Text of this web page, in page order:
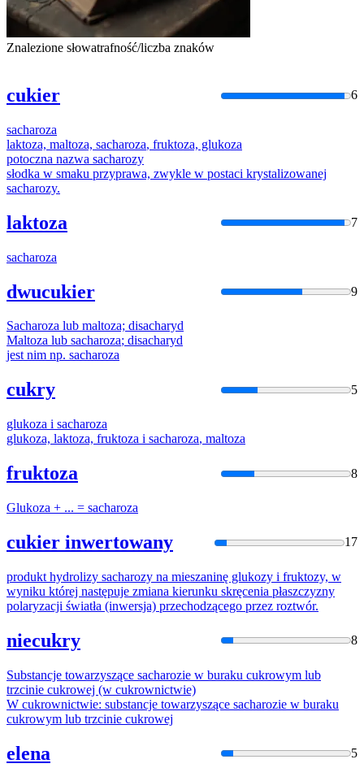
Znalezione słowatrafność/liczba znaków
cukier 6
sacharoza
laktoza, maltoza, sacharoza, fruktoza, glukoza
potoczna nazwa sacharozy
słodka w smaku przyprawa, zwykle w postaci krystalizowanej
sacharozy.
laktoza 7
sacharoza
dwucukier 9
Sacharoza lub maltoza; disacharyd
Maltoza lub sacharoza; disacharyd
jest nim np. sacharoza
cukry 5
glukoza i sacharoza
glukoza, laktoza, fruktoza i sacharoza, maltoza
fruktoza 8
Glukoza + ... = sacharoza
cukier inwertowany 17
produkt hydrolizy sacharozy na mieszaninę glukozy i fruktozy, w
wyniku której następuje zmiana kierunku skręcenia płaszczyzny
polaryzacji światła (inwersja) przechodzącego przez roztwór.
niecukry 8
Substancje towarzyszące sacharozie w buraku cukrowym lub
trzcinie cukrowej (w cukrownictwie)
W cukrownictwie: substancje towarzyszące sacharozie w buraku
cukrowym lub trzcinie cukrowej
elena 5